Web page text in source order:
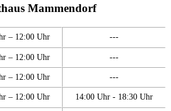
Mammendorf
– 12:00 Uhr ---
– 12:00 Uhr ---
– 12:00 Uhr ---
– 12:00 Uhr 14:00 Uhr - 18:30 Uhr